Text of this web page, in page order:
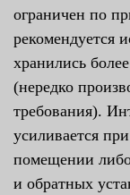
ограничен по
рекомендуется
хранились
(нередко
требования).
усиливается
помещении
и обратных